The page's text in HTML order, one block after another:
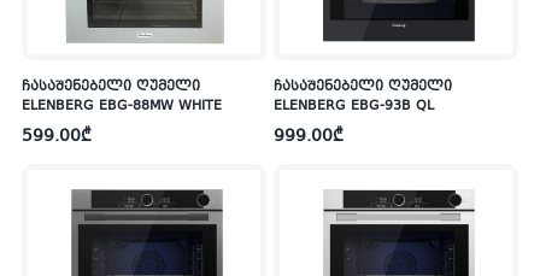
ჩასაშენებელი ღუმელი
ELENBERG EBG-88MW WHITE
599.00₾
ჩასაშენებელი ღუმელი
ELENBERG EBG-93B QL
999.00₾